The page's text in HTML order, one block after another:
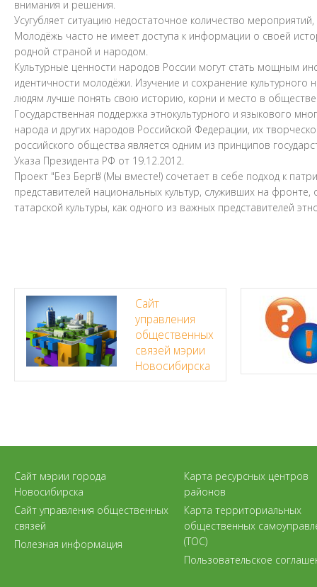
внимания и решения.
Усугубляет ситуацию недостаточное количество
Молодёжь часто не имеет доступа к информации о своей
родной страной и народом.
Культурные ценности народов России могут стать мощным
идентичности молодёжи. Изучение и сохранение
людям лучше понять свою историю, корни и место в
Государственная поддержка этнокультурного и языкового
народа и других народов Российской Федерации, их
российского общества является одним из принципов
Указа Президента РФ от 19.12.2012.
Проект "Без Бергә!" (Мы вместе!) сочетает в себе подход к
представителей национальных культур, служивших на
татарской культуры, как одного из важных представителей
Сайт
управления
общественных
связей мэрии
Новосибирска
Сайт мэрии города
Новосибирска
Сайт управления общественных
связей
Полезная информация
Карта ресурсных центров
районов
Карта территориальных
общественных
(ТОС)
Пользовательское